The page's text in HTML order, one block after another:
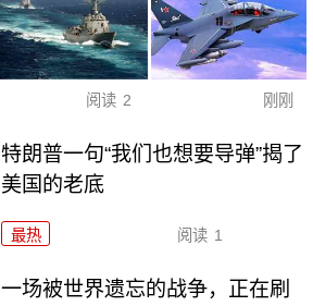
阅读 2 刚刚
特朗普一句“我们也想要导弹”揭了
美国的老底
最热 阅读 1
一场被世界遗忘的战争，正在刷